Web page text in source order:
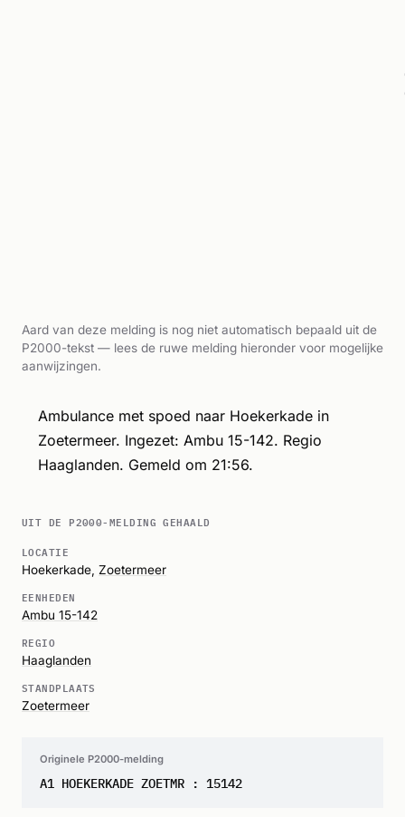
Aard van deze melding is nog niet automatisch bepaald uit de
P2000-tekst — lees de ruwe melding hieronder voor mogelijke
aanwijzingen.
Ambulance met spoed naar Hoekerkade in
Zoetermeer. Ingezet: Ambu 15-142. Regio
Haaglanden. Gemeld om 21:56.
UIT DE P2000-MELDING GEHAALD
LOCATIE
Hoekerkade, Zoetermeer
EENHEDEN
Ambu 15-142
REGIO
Haaglanden
STANDPLAATS
Zoetermeer
Originele P2000-melding
A1 HOEKERKADE ZOETMR : 15142